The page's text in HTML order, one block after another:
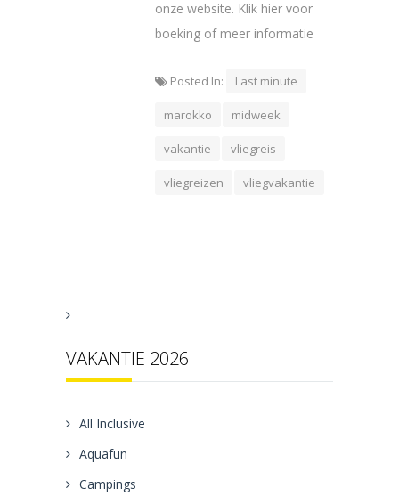
onze website. Klik hier voor
boeking of meer informatie
Posted In: Last minute
marokko midweek
vakantie vliegreis
vliegreizen vliegvakantie
VAKANTIE 2026
All Inclusive
Aquafun
Campings